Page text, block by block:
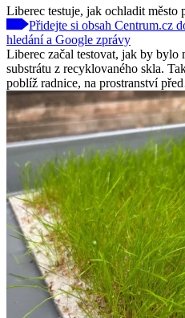
Liberec testuje, jak ochladit město
Přidejte si obsah Centrum.cz
hledání a Google zprávy
Liberec začal testovat, jak by bylo
substrátu z recyklovaného skla.
poblíž radnice, na prostranství